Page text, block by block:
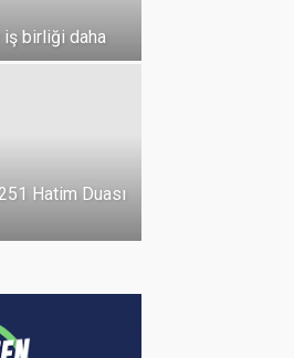
birliği daha
Hatim Duası